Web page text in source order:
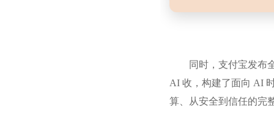
同时，支付宝发布
AI 收，构建了面向 AI
算、从安全到信任的完